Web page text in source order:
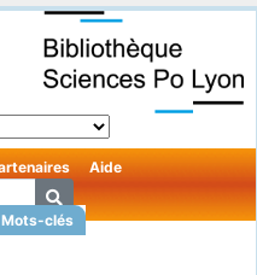
Mots-clés
Aide